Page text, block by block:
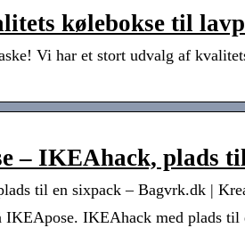
kølebokse til
Vi har et stort udvalg af
– IKEAhack, plads
til en sixpack – Bagvrk.dk |
IKEApose. IKEAhack med plads